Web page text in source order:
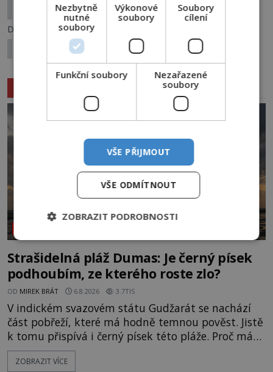
Madam Koi Koi: Duch v červených lodičkách
Další článek
Kde se na Baltu koupali husité?
Strašidelná pláž Dumas: Je černý písek
podhoubím, ze kterého roste zlo?
OD MIREK BRÁT 6.8.2026 3.7TIS
V indickém svazovém státu Gudžarát se nachází
část pobřeží, které má hodně temnou pověst. Jistě
k tomu přispívá i černý písek této pláže. Proč má
pláž takové netypické zbarvení? Nakolik jsou
pravdivé historky, že zde došlo k nevysvětlitelným
ZOBRAZIT VÍCE
Nezbytně
nutné
soubory
Výkonové
soubory
Soubory
cílení
Funkční soubory
Nezařazené
soubory
VŠE PŘIJMOUT
VŠE ODMÍTNOUT
ZOBRAZIT PODROBNOSTI